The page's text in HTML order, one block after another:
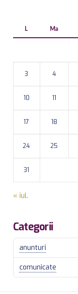
L Ma
3 4
10 11
17 18
24 25
31
« iul.
Categorii
anunturi
comunicate